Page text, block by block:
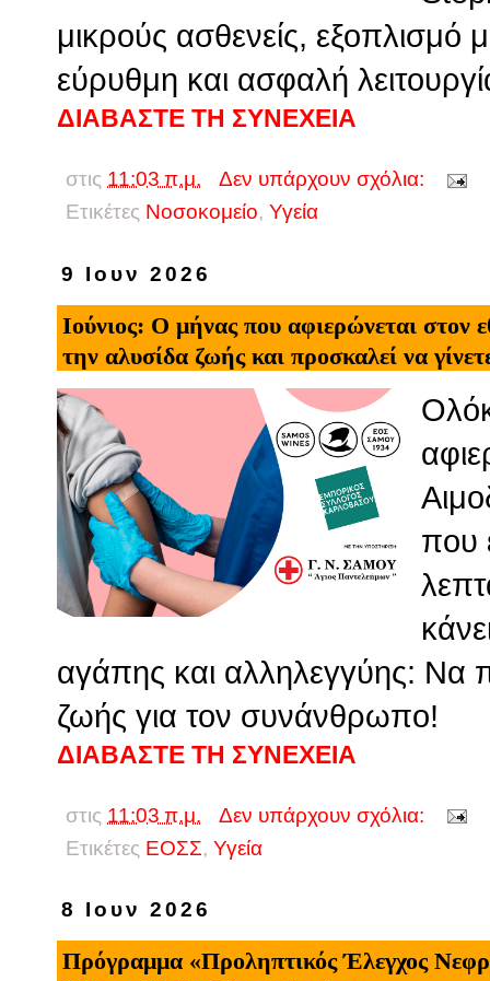
μικρούς ασθενείς, εξοπλισμό
εύρυθμη και ασφαλή
ΔΙΑΒΑΣΤΕ ΤΗ ΣΥΝΕΧΕΙΑ
στις 11:03 π.μ.
Δεν υπάρχουν σχόλια:
Ετικέτες Νοσοκομείο, Υγεία
9 Ιουν 2026
Ιούνιος: Ο μήνας που αφιερώνεται
την αλυσίδα ζωής και προσκαλεί να
που
αγάπης και αλληλεγγύης: Να
ζωής για τον συνάνθρωπο!
ΔΙΑΒΑΣΤΕ ΤΗ ΣΥΝΕΧΕΙΑ
στις 11:03 π.μ.
Δεν υπάρχουν σχόλια:
Ετικέτες ΕΟΣΣ, Υγεία
8 Ιουν 2026
Πρόγραμμα «Προληπτικός Έλεγχος